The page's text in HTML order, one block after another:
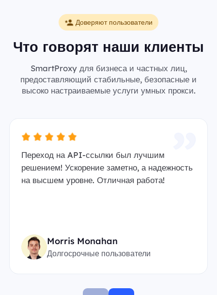
Доверяют пользователи
Что говорят наши клиенты
SmartProxy для бизнеса и частных лиц,
предоставляющий стабильные, безопасные и
высоко настраиваемые услуги умных прокси.
Переход на API-ссылки был лучшим
решением! Ускорение заметно, а надежность
на высшем уровне. Отличная работа!
Morris Monahan
Долгосрочные пользователи